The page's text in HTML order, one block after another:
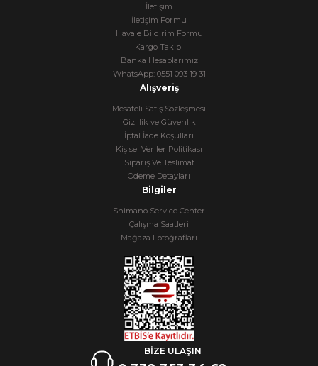
İletişim
İletişim Formu
Havale Bildirim Formu
Kargo Takibi
Banka Hesaplarımız
WhatsApp: 0551 093 19 31
Alışveriş
Mesafeli Satış Sözleşmesi
Gizlilik ve Güvenlik
İptal İade Koşullari
Kişisel Veriler Politikası
Sipariş Ve Teslimat
Ödeme Detayları
Bilgiler
Shimano Service Center
Çalışma Saatleri
Mağaza Fotoğrafları
BİZE ULAŞIN